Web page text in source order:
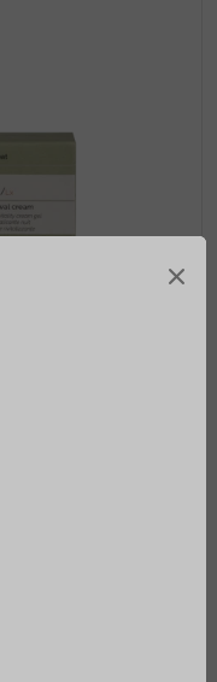
Renewal
Cream, je
Alpha-
verlicht de
×